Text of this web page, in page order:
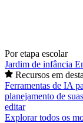
Por etapa escolar
Jardim de infância
Recursos em
Ferramentas de IA
planejamento de
editar
Explorar todos os